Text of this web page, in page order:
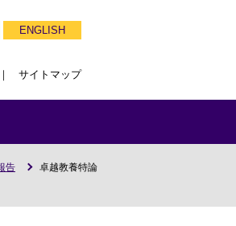
ENGLISH
サイトマップ
告 卓越教養特論